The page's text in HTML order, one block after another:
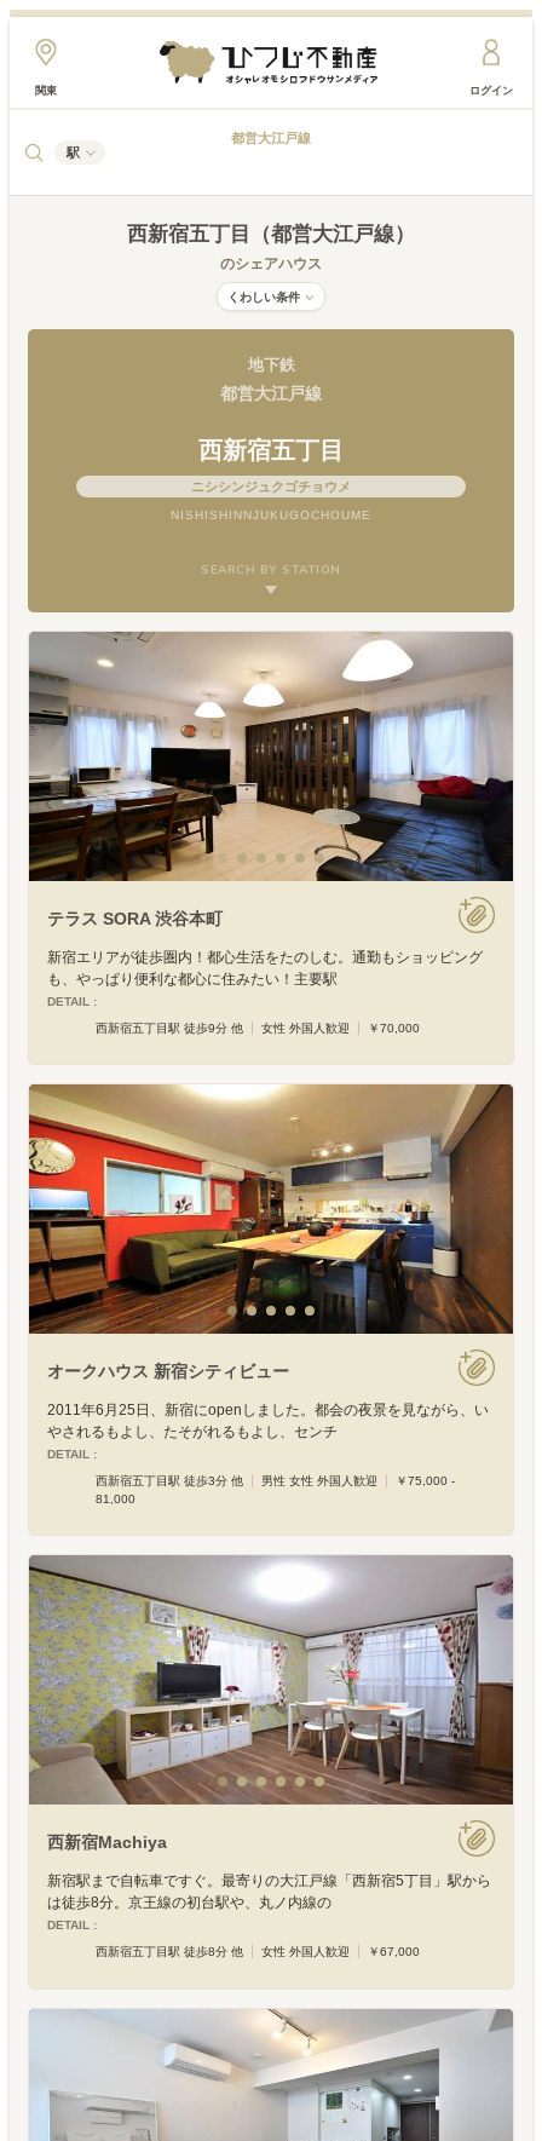
関東 ログイン
駅
都営大江戸線
西新宿五丁目（都営大江戸線）
のシェアハウス
くわしい条件
地下鉄
都営大江戸線
西新宿五丁目
ニシシンジュクゴチョウメ
NISHISHINNJUKUGOCHOUME
SEARCH BY STATION
テラス SORA 渋谷本町
新宿エリアが徒歩圏内！都心生活をたのしむ。通勤もショッピング
も、やっぱり便利な都心に住みたい！主要駅
DETAIL :
西新宿五丁目駅 徒歩9分 他
女性 外国人歓迎 ￥70,000
オークハウス 新宿シティビュー
2011年6月25日、新宿にopenしました。都会の夜景を見ながら、い
やされるもよし、たそがれるもよし、センチ
DETAIL :
西新宿五丁目駅 徒歩3分 他
男性 女性 外国人歓迎
￥75,000 -
81,000
西新宿Machiya
新宿駅まで自転車ですぐ。最寄りの大江戸線「西新宿5丁目」駅から
は徒歩8分。京王線の初台駅や、丸ノ内線の
DETAIL :
西新宿五丁目駅 徒歩8分 他
女性 外国人歓迎 ￥67,000